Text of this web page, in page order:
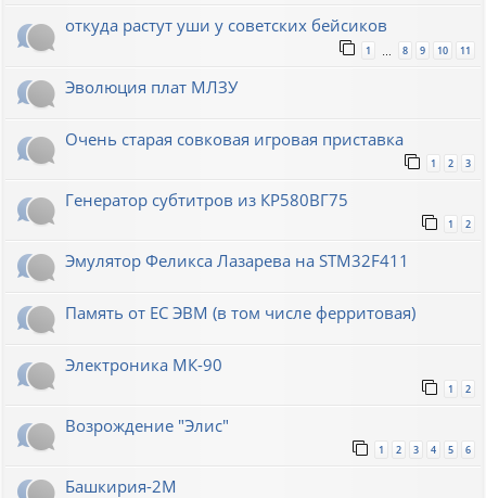
откуда растут уши у советских бейсиков
1 8 9 10 11
Эволюция плат МЛЗУ
Очень старая совковая игровая приставка
1 2 3
Генератор субтитров из КР580ВГ75
1 2
Эмулятор Феликса Лазарева на STM32F411
Память от ЕС ЭВМ (в том числе ферритовая)
Электроника МК-90
1 2
Возрождение "Элис"
1 2 3 4 5 6
Башкирия-2М